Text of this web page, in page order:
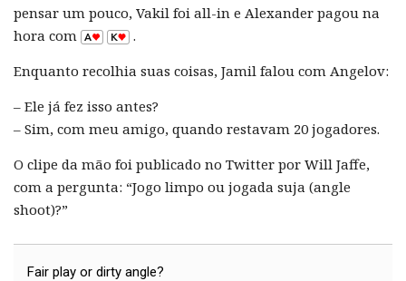
pensar um pouco, Vakil foi all-in e Alexander pagou na
hora com
.
Enquanto recolhia suas coisas, Jamil falou com Angelov:
– Ele já fez isso antes?
– Sim, com meu amigo, quando restavam 20 jogadores.
O clipe da mão foi publicado no Twitter por Will Jaffe,
com a pergunta: “Jogo limpo ou jogada suja (angle
shoot)?”
Fair play or dirty angle?